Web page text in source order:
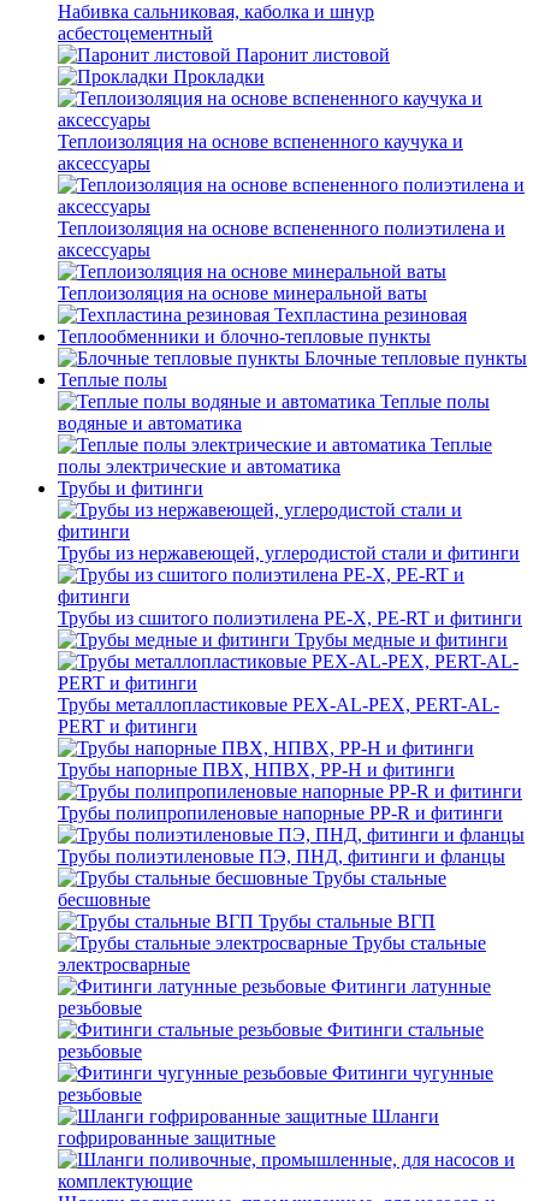
Набивка сальниковая, каболка и шнур
асбестоцементный
Паронит листовой
Прокладки
Теплоизоляция на основе вспененного каучука и
аксессуары
Теплоизоляция на основе вспененного полиэтилена и
аксессуары
Теплоизоляция на основе минеральной ваты
Техпластина резиновая
Теплообменники и блочно-тепловые пункты
Блочные тепловые пункты
Теплые полы
Теплые полы
водяные и автоматика
Теплые
полы электрические и автоматика
Трубы и фитинги
Трубы из нержавеющей, углеродистой стали и фитинги
Трубы из сшитого полиэтилена PE-X, PE-RT и фитинги
Трубы медные и фитинги
Трубы металлопластиковые PEX-AL-PEX, PERT-AL-
PERT и фитинги
Трубы напорные ПВХ, НПВХ, PP-H и фитинги
Трубы полипропиленовые напорные PP-R и фитинги
Трубы полиэтиленовые ПЭ, ПНД, фитинги и фланцы
Трубы стальные
бесшовные
Трубы стальные ВГП
Трубы стальные
электросварные
Фитинги латунные
резьбовые
Фитинги стальные
резьбовые
Фитинги чугунные
резьбовые
Шланги
гофрированные защитные